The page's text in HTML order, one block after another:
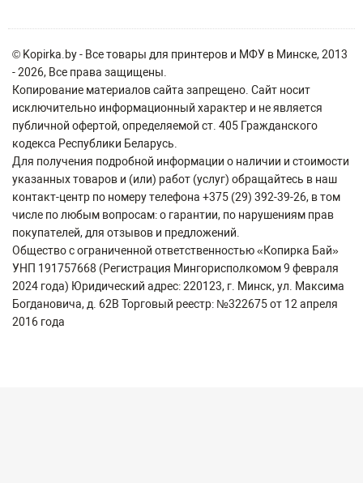
© Kopirka.by - Все товары для принтеров и МФУ в Минске, 2013
- 2026, Все права защищены.
Копирование материалов сайта запрещено. Сайт носит
исключительно информационный характер и не является
публичной офертой, определяемой ст. 405 Гражданского
кодекса Республики Беларусь.
Для получения подробной информации о наличии и стоимости
указанных товаров и (или) работ (услуг) обращайтесь в наш
контакт-центр по номеру телефона +375 (29) 392-39-26, в том
числе по любым вопросам: о гарантии, по нарушениям прав
покупателей, для отзывов и предложений.
Общество с ограниченной ответственностью «Копирка Бай»
УНП 191757668 (Регистрация Мингорисполкомом 9 февраля
2024 года) Юридический адрес: 220123, г. Минск, ул. Максима
Богдановича, д. 62В Торговый реестр: №322675 от 12 апреля
2016 года